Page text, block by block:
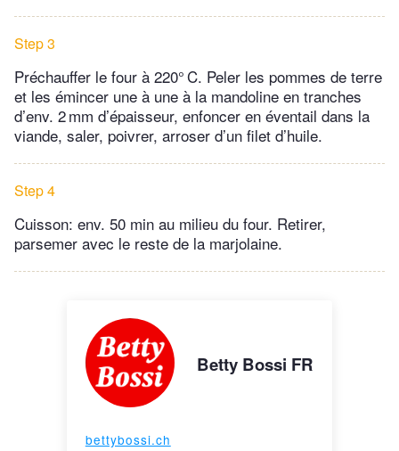
Step 3
Préchauffer le four à 220° C. Peler les pommes de terre
et les émincer une à une à la mandoline en tranches
d’env. 2 mm d’épaisseur, enfoncer en éventail dans la
viande, saler, poivrer, arroser d’un filet d’huile.
Step 4
Cuisson: env. 50 min au milieu du four. Retirer,
parsemer avec le reste de la marjolaine.
Betty Bossi FR
bettybossi.ch